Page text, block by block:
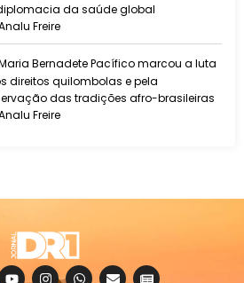
da saúde global
Freire
Bernadete Pacífico marcou a luta
direitos quilombolas e pela
das tradições afro-brasileiras
Freire